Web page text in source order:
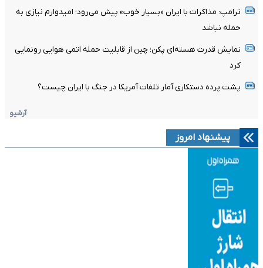
ترامپ: مذاکرات با ایران «بسیار خوب» پیش می‌رود؛ امیدوارم نیازی به
حمله نباشد
نمایش قدرت هسته‌ای پکن؛ چین از قابلیت حمله اتمی هوایی رونمایی
کرد
پشت پرده دستکاری آمار تلفات آمریکا در جنگ با ایران چیست؟
آرشیو
پیشنهاد امروز